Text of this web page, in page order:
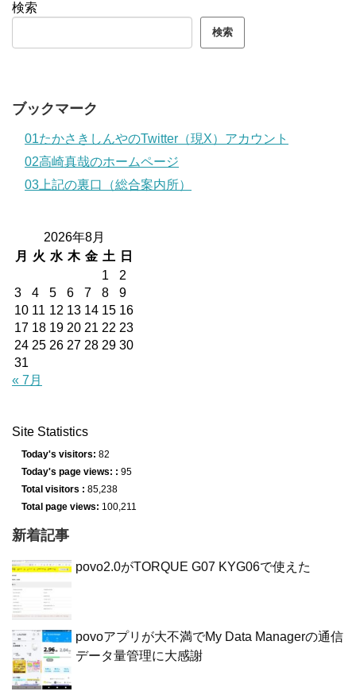
検索
検索
ブックマーク
01たかさきしんやのTwitter（現X）アカウント
02高崎真哉のホームページ
03上記の裏口（総合案内所）
2026年8月
月
火 水 木 金 土
日
1
2
3
4 5 6 7 8
9
10 11 12 13 14 15 16
17 18 19 20 21 22 23
24 25 26 27 28 29 30
31
« 7月
Site Statistics
Today's visitors: 82
Today's page views: : 95
Total visitors : 85,238
Total page views: 100,211
新着記事
povo2.0がTORQUE G07 KYG06で使えた
povoアプリが大不満でMy Data Managerの通信
データ量管理に大感謝